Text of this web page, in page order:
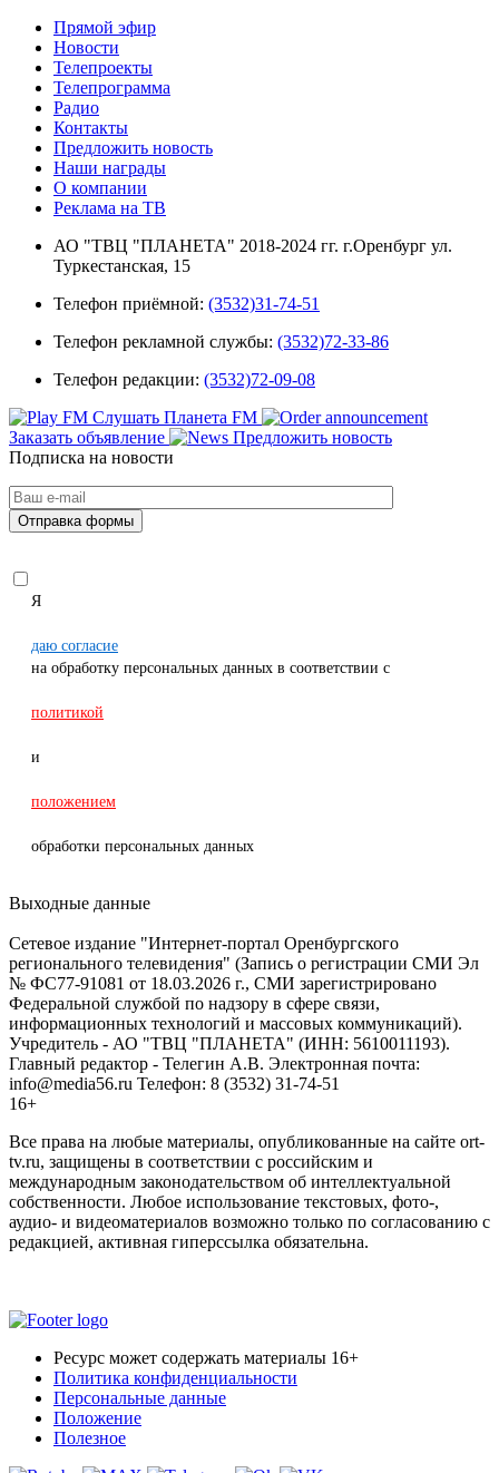
Прямой эфир
Новости
Телепроекты
Телепрограмма
Радио
Контакты
Предложить новость
Наши награды
О компании
Реклама на ТВ
АО "ТВЦ "ПЛАНЕТА" 2018-2024 гг. г.Оренбург ул.
Туркестанская, 15
Телефон приёмной: (3532)31-74-51
Телефон рекламной службы: (3532)72-33-86
Телефон редакции: (3532)72-09-08
Слушать Планета FM
Заказать объявление
Предложить новость
Подписка на новости
Я
даю согласие
на обработку персональных данных в соответствии с
политикой
и
положением
обработки персональных данных
Выходные данные
Сетевое издание "Интернет-портал Оренбургского
регионального телевидения" (Запись о регистрации СМИ Эл
№ ФС77-91081 от 18.03.2026 г., СМИ зарегистрировано
Федеральной службой по надзору в сфере связи,
информационных технологий и массовых коммуникаций).
Учредитель - АО "ТВЦ "ПЛАНЕТА" (ИНН: 5610011193).
Главный редактор - Телегин А.В. Электронная почта:
info@media56.ru Телефон: 8 (3532) 31-74-51
16+
Все права на любые материалы, опубликованные на сайте ort-
tv.ru, защищены в соответствии с российским и
международным законодательством об интеллектуальной
собственности. Любое использование текстовых, фото-,
аудио- и видеоматериалов возможно только по согласованию с
редакцией, активная гиперссылка обязательна.
Ресурс может содержать материалы 16+
Политика конфиденциальности
Персональные данные
Положение
Полезное